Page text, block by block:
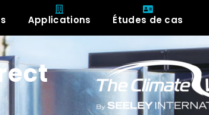
Applications Études de cas